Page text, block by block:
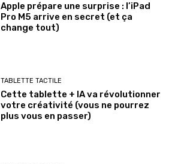
Apple prépare une surprise : l’iPad
Pro M5 arrive en secret (et ça
change tout)
TABLETTE TACTILE
Cette tablette + IA va révolutionner
votre créativité (vous ne pourrez
plus vous en passer)